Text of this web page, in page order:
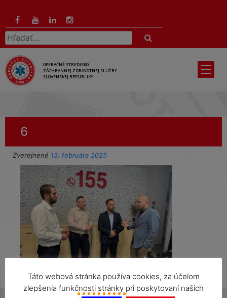
hlavný
obsah
Hľadať:
OPERAČNÉ STREDISKO
ZÁCHRANNEJ ZDRAVOTNEJ SLUŽBY
SLOVENSKEJ REPUBLIKY
6
Zverejnené 13. februára 2025
Táto webová stránka používa cookies, za účelom
zlepšenia funkčnosti stránky pri poskytovaní našich